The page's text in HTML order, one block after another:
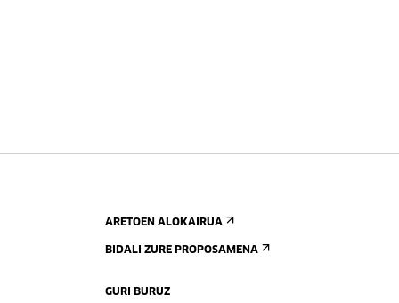
ARETOEN ALOKAIRUA
BIDALI ZURE PROPOSAMENA
GURI BURUZ